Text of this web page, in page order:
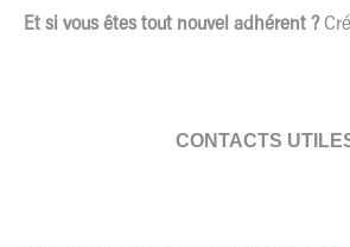
Et si vous êtes tout nouvel adhérent ?
CONTACTS